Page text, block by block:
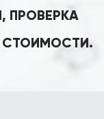
ПРОВЕРКА